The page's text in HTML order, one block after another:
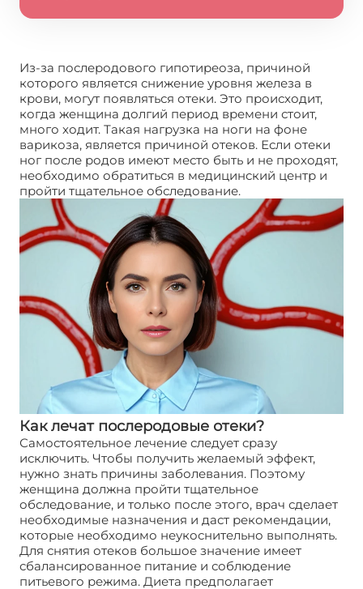
Из-за послеродового гипотиреоза, причиной
которого является снижение уровня железа в
крови, могут появляться отеки. Это происходит,
когда женщина долгий период времени стоит,
много ходит. Такая нагрузка на ноги на фоне
варикоза, является причиной отеков. Если отеки
ног после родов имеют место быть и не проходят,
необходимо обратиться в медицинский центр и
пройти тщательное обследование.
Как лечат послеродовые отеки?
Самостоятельное лечение следует сразу
исключить. Чтобы получить желаемый эффект,
нужно знать причины заболевания. Поэтому
женщина должна пройти тщательное
обследование, и только после этого, врач сделает
необходимые назначения и даст рекомендации,
которые необходимо неукоснительно выполнять.
Для снятия отеков большое значение имеет
сбалансированное питание и соблюдение
питьевого режима. Диета предполагает